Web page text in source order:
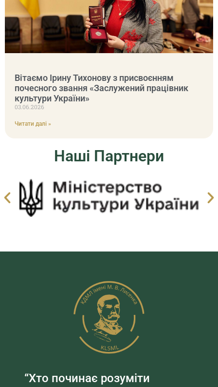
Вітаємо Ірину Тихонову з присвоєнням
почесного звання «Заслужений працівник
культури України»
03.06.2026
Читати далі »
Наші Партнери
“Хто починає розуміти